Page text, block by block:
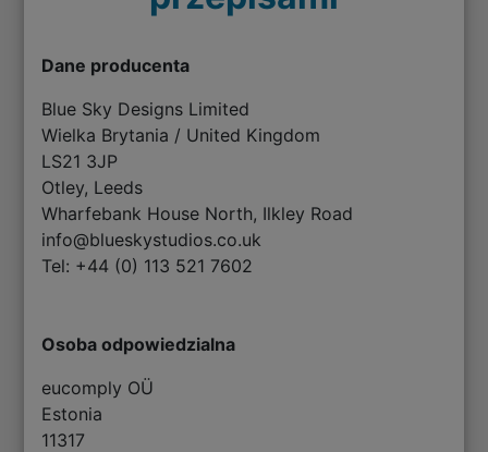
Dane producenta
Blue Sky Designs Limited
Wielka Brytania / United Kingdom
LS21 3JP
Otley, Leeds
Wharfebank House North, Ilkley Road
info@blueskystudios.co.uk
Tel: +44 (0) 113 521 7602
Osoba odpowiedzialna
eucomply OÜ
Estonia
11317